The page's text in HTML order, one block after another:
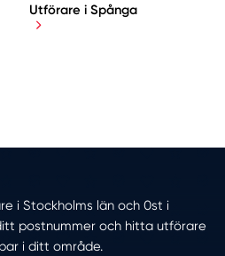
Utförare i Spånga
i Stockholms län och 0st i
postnummer och hitta utförare
i ditt område.